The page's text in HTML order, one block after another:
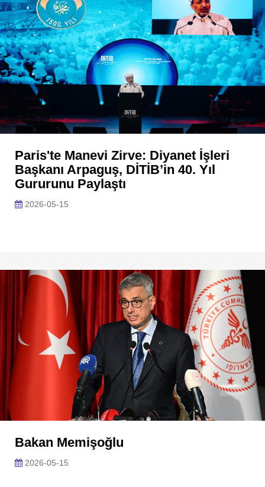
Paris'te Manevi Zirve: Diyanet İşleri
Başkanı Arpaguş, DİTİB’in 40. Yıl
Gururunu Paylaştı
2026-05-15
Bakan Memişoğlu
2026-05-15